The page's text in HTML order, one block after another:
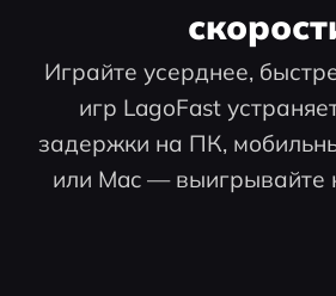
Играйте усерднее,
игр LagoFast
задержки на ПК,
или Mac — выигрывайте